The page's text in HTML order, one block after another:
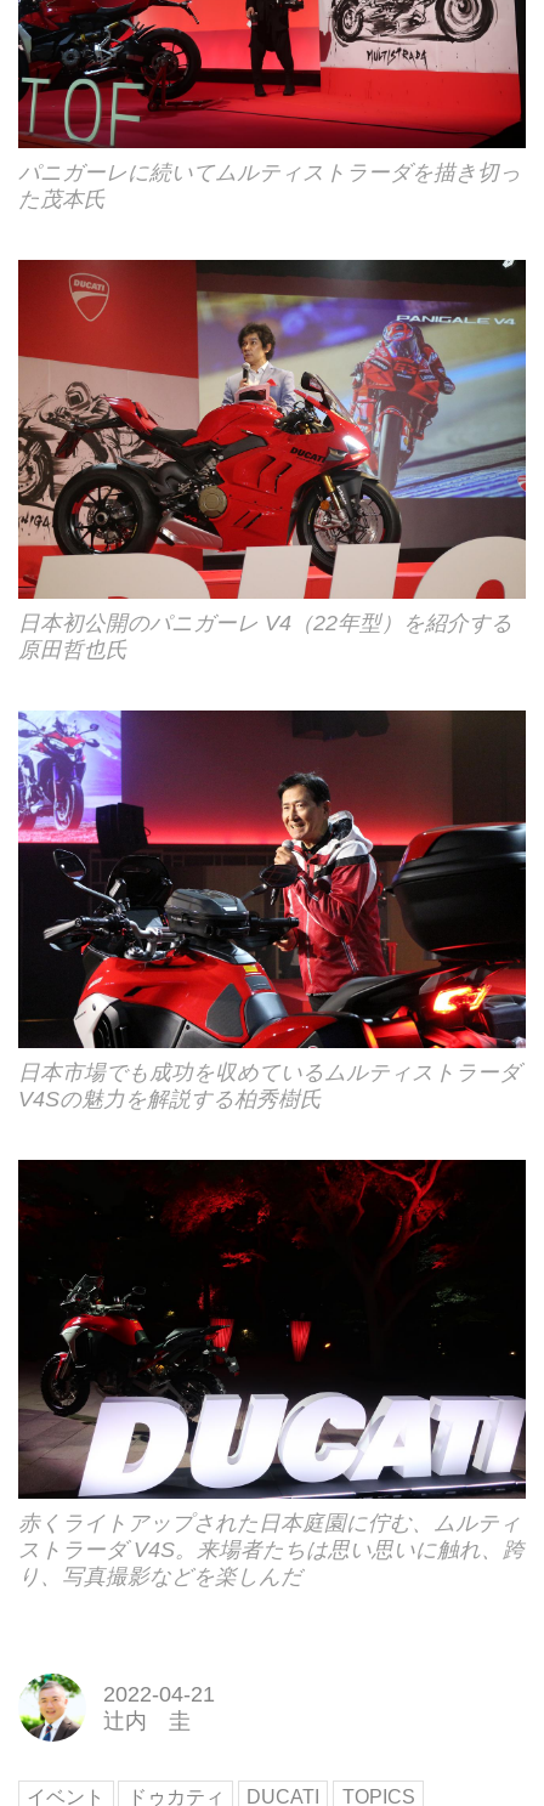
パニガーレに続いてムルティストラーダを描き切っ
た茂本氏
日本初公開のパニガーレ V4（22年型）を紹介する
原田哲也氏
日本市場でも成功を収めているムルティストラーダ
V4Sの魅力を解説する柏秀樹氏
赤くライトアップされた日本庭園に佇む、ムルティ
ストラーダ V4S。来場者たちは思い思いに触れ、跨
り、写真撮影などを楽しんだ
2022-04-21
辻内 圭
イベント ドゥカティ DUCATI
TOPICS